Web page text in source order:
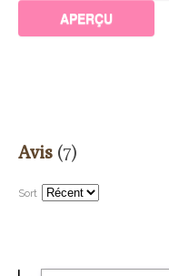
Avis (7)
Sort